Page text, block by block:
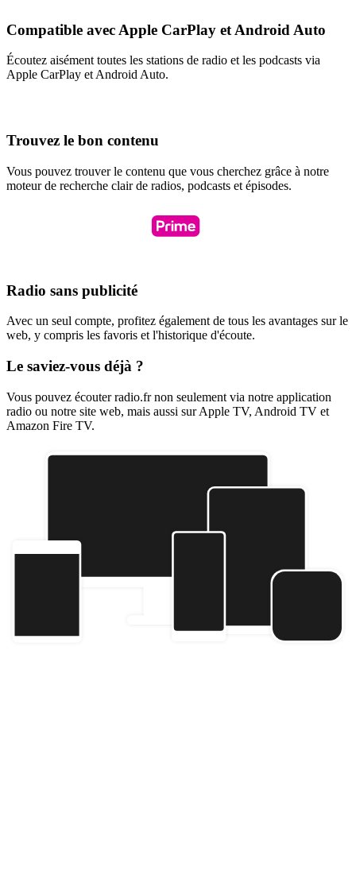
Compatible avec Apple CarPlay et Android Auto
Écoutez aisément toutes les stations de radio et les podcasts via
Apple CarPlay et Android Auto.
Trouvez le bon contenu
Vous pouvez trouver le contenu que vous cherchez grâce à notre
moteur de recherche clair de radios, podcasts et épisodes.
Radio sans publicité
Avec un seul compte, profitez également de tous les avantages sur le
web, y compris les favoris et l'historique d'écoute.
Le saviez-vous déjà ?
Vous pouvez écouter radio.fr non seulement via notre application
radio ou notre site web, mais aussi sur Apple TV, Android TV et
Amazon Fire TV.